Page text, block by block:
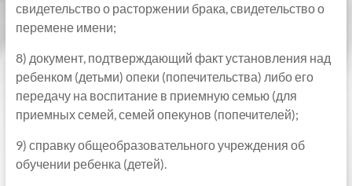
свидетельство о расторжении брака, свидетельство о
перемене имени;
8) документ, подтверждающий факт установления над
ребенком (детьми) опеки (попечительства) либо его
передачу на воспитание в приемную семью (для
приемных семей, семей опекунов (попечителей);
9) справку общеобразовательного учреждения об
обучении ребенка (детей).